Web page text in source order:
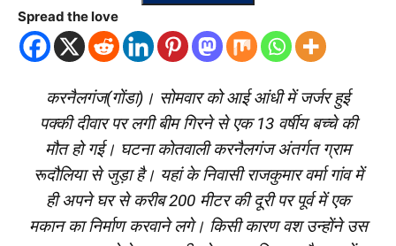
Spread the love
करनैलगंज(गोंडा)। सोमवार को आई आंधी में जर्जर हुई
पक्की दीवार पर लगी बीम गिरने से एक 13 वर्षीय बच्चे की
मौत हो गई। घटना कोतवाली करनैलगंज अंतर्गत ग्राम
रूदौलिया से जुड़ा है। यहां के निवासी राजकुमार वर्मा गांव में
ही अपने घर से करीब 200 मीटर की दूरी पर पूर्व में एक
मकान का निर्माण करवाने लगे। किसी कारण वश उन्होंने उस